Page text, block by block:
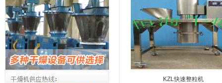
KZL快速整粒机